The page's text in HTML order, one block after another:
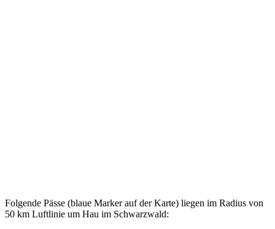
Folgende Pässe (blaue Marker auf der Karte) liegen im Radius von
50 km Luftlinie um Hau im Schwarzwald: